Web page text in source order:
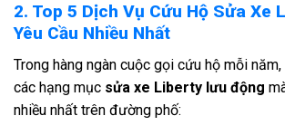
2. Top 5 Dịch Vụ Cứu Hộ Sửa Xe
Yêu Cầu Nhiều Nhất
Trong hàng ngàn cuộc gọi cứu hộ mỗi
các hạng mục sửa xe Liberty lưu động
nhiều nhất trên đường phố: